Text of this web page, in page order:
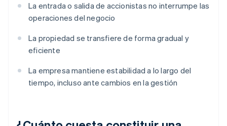
La entrada o salida de accionistas no interrumpe las
operaciones del negocio
La propiedad se transfiere de forma gradual y
eficiente
La empresa mantiene estabilidad a lo largo del
tiempo, incluso ante cambios en la gestión